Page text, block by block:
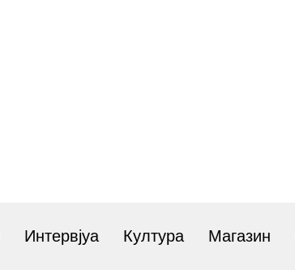
Интервјуа Култура Магазин